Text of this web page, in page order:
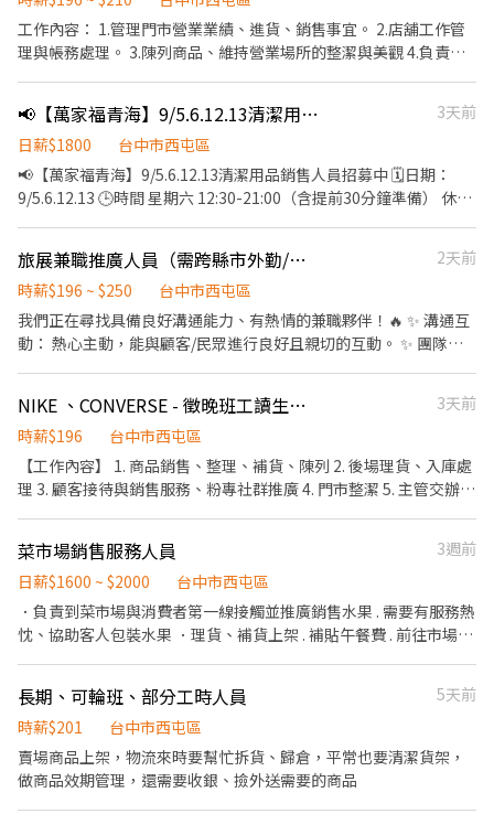
工作內容： 1.管理門市營業業績、進貨、銷售事宜。 2.店舖工作管
理與帳務處理。 3.陳列商品、維持營業場所的整潔與美觀 4.負責介
事件及顧客抱怨的處理。 9.儲備幹部訓練 休假制度： 月休8天 排休
需可輪店 薪水45000 應徵要求： 需對工作抱持 積極 認真 負責✅ 獎
金制度： 工作獎金、個人績效獎金，會跟著門市績效提高和個人考
績提高 而跟著增加獎金 『 門市的獲利提高 夥伴的獎金也會跟著提
高 』 經營理念： 提供商品豐富 品質優良 衛生保證 優質服務 持續追
入我們的行列
📢【萬家福青海】9/5.6.12.13清潔用品銷售人員招募中
3天前
日薪$1800
台中市西屯區
📢【萬家福青海】9/5.6.12.13清潔用品銷售人員招募中 🗓日期：
9/5.6.12.13 🕒時間 星期六 12:30-21:00（含提前30分鐘準備） 休息
18號 💰薪資 日薪 $1700+$100（無客訴獎金） 隔月15日匯款（遇假
日順延至上班日) 👕服裝 請自備自備白素色上衣 黑色無破洞長褲 客
戶提供logo胸牌、長頭髮需綁馬尾 💼工作內容 1）產品銷售與推廣
2）須配合賣場規定補貨，協助拉排面 3）統整顧客消費回饋，銷售
(9/1 18:30~20:30 ) 4）部分店家需配合平日至店家辦理店家駐廠
證，會給予辦證補助費 ⚠️錄取後會提供資料給廠商，無法因私事臨
成困擾，感謝理解！ ﹡履歷眾多，我們將優先聯繫合適人選，未通
知者也敬請見諒。 ﹡請直接投遞履歷，無須私訊詢問名額，我們會
主動聯繫適合的你。 ﹡於活動期間發生客訴情形，經確認屬實，將
可能影響您的後續工作安排。 ﹡曾與傳揚合作過的夥伴將優先錄
旅展兼職推廣人員（需跨縣市外勤/具交通補助
2天前
時薪$196 ~ $250
台中市西屯區
我們正在尋找具備良好溝通能力、有熱情的兼職夥伴！🔥 ✨ 溝通互
動： 熱心主動，能與顧客/民眾進行良好且親切的互動。 ✨ 團隊合
備相關實務經驗者優先，無經驗但學習態度佳亦可！ 【工作特色與
說明】 🚘 跨縣市外勤： 本職務需前往不同縣市配合外勤或出差行程
（公司提供車資津貼）。 🤝 團隊氛圍： 團隊互助合作，提供完善的
培訓與工作支援。 歡迎投遞履歷與我們聯繫，加入我們的團隊！🙌
NIKE 、CONVERSE - 徵晚班工讀生（尚智運動世界福星店）
3天前
時薪$196
台中市西屯區
【工作內容】 1. 商品銷售、整理、補貨、陳列 2. 後場理貨、入庫處
理 3. 顧客接待與銷售服務、粉專社群推廣 4. 門市整潔 5. 主管交辦事
班** 🌟【需求條件】 1. 有相關零售服務經驗者極佳 2. 對銷售服務有
熱情、個性活潑喜愛與人接觸，具備主動積極的態度並提供好的服
務。 3. 有責任感，樂意學習，能與店上夥伴建立良好關係。
菜市場銷售服務人員
3週前
日薪$1600 ~ $2000
台中市西屯區
．負責到菜市場與消費者第一線接觸並推廣銷售水果 . 需要有服務熱
忱、協助客人包裝水果 ．理貨、補貨上架 . 補貼午餐費 . 前往市場需
長期、可輪班、部分工時人員
5天前
時薪$201
台中市西屯區
賣場商品上架，物流來時要幫忙拆貨、歸倉，平常也要清潔貨架，
做商品效期管理，還需要收銀、撿外送需要的商品